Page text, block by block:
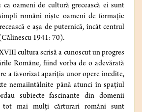
oameni de cultură grecească ei sunt
români niște oameni de formație
e așa de puternică, încât centrul
1941: 70).
cultura scrisă a cunoscut un progres
Române, fiind vorba de o adevărată
a favorizat apariția unor opere inedite,
nemaiîntâlnite până atunci în spațiul
subiecte fascinante din domenii
tot mai mulți cărturari români sunt